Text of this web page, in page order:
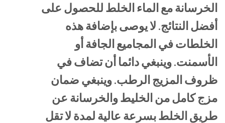
الخرسانة مع الماء الخلط للحصول على
أفضل النتائج. لا يوصى بإضافة هذه
الخلطات في المجاميع الجافة أو
الأسمنت. وينبغي دائما أن تضاف في
ظروف المزيج الرطب. وينبغي ضمان
مزج كامل من الخليط والخرسانة عن
طريق الخلط بسرعة عالية لمدة لا تقل